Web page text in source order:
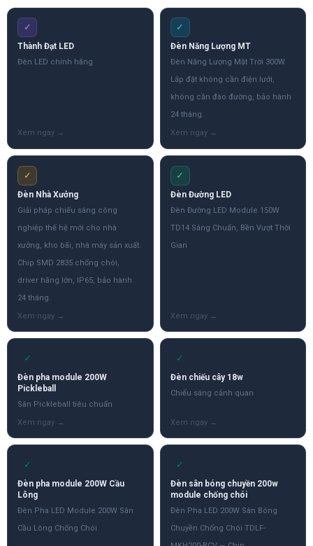
✓
Thành Đạt LED
Đèn LED chính hãng
✓
Đèn Năng Lượng MT
Đèn Năng Lượng Mặt Trời 300W
Lắp đặt không cần điện lưới,
không cần đào đường, bảo hành
24 tháng.
✓
Đèn Nhà Xưởng
Giải pháp chiếu sáng công
nghiệp thế hệ mới cho nhà
xưởng, kho bãi, nhà máy sản xuất.
Chip SMD 2835 chống chói,
driver hãng lớn, IP65, bảo hành
24 tháng.
✓
Đèn Đường LED
Đèn Đường LED Module 150W
TD14 Sáng Chuẩn, Bền Vượt Thời
Gian
✓
Đèn pha module 200W
Pickleball
Sân Pickleball tiêu chuẩn
✓
Đèn chiếu cây 18w
Chiếu sáng cảnh quan
✓
Đèn pha module 200W Cầu
Lông
Đèn Pha LED Module 200W Sân
Cầu Lông Chống Chói
✓
Đèn sân bóng chuyền 200w
module chống chói
Đèn Pha LED 200W Sân Bóng
Chuyền Chống Chói TDLF-